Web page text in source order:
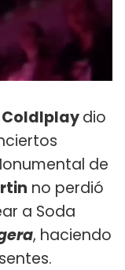
Coldlplaydio
de
no perdió
a Soda
, haciendo